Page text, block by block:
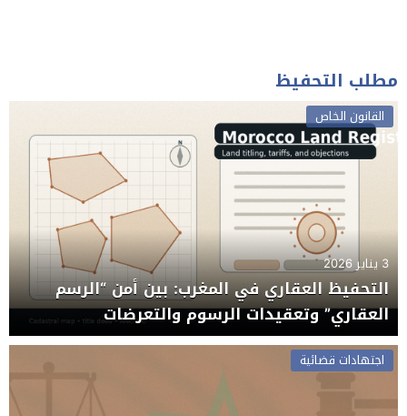
مطلب التحفيظ
القانون الخاص
3 يناير 2026
التحفيظ العقاري في المغرب: بين أمن “الرسم
العقاري” وتعقيدات الرسوم والتعرضات
اجتهادات قضائية